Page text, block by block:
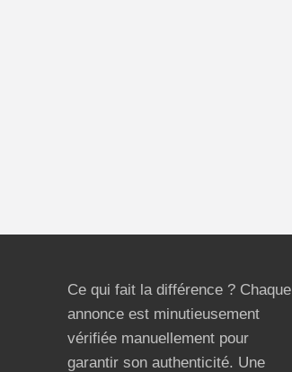
Ce qui fait la différence ? Chaque
annonce est minutieusement
vérifiée manuellement pour
garantir son authenticité. Une